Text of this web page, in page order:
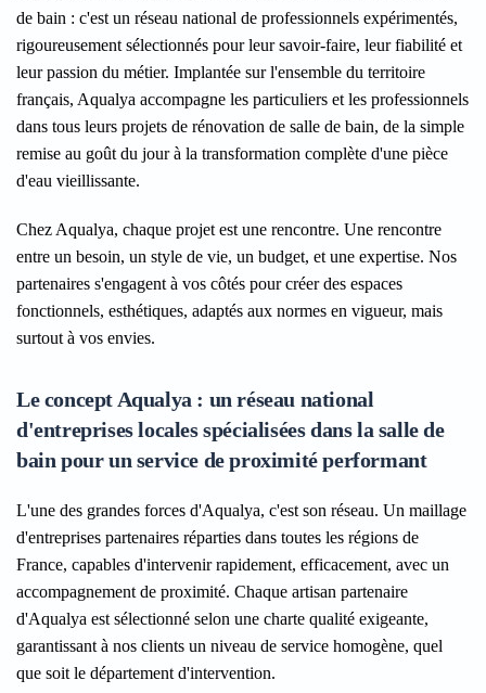
de bain : c'est un réseau national de professionnels expérimentés,
rigoureusement sélectionnés pour leur savoir-faire, leur fiabilité et
leur passion du métier. Implantée sur l'ensemble du territoire
français, Aqualya accompagne les particuliers et les professionnels
dans tous leurs projets de rénovation de salle de bain, de la simple
remise au goût du jour à la transformation complète d'une pièce
d'eau vieillissante.
Chez Aqualya, chaque projet est une rencontre. Une rencontre
entre un besoin, un style de vie, un budget, et une expertise. Nos
partenaires s'engagent à vos côtés pour créer des espaces
fonctionnels, esthétiques, adaptés aux normes en vigueur, mais
surtout à vos envies.
Le concept Aqualya : un réseau national
d'entreprises locales spécialisées dans la salle de
bain pour un service de proximité performant
L'une des grandes forces d'Aqualya, c'est son réseau. Un maillage
d'entreprises partenaires réparties dans toutes les régions de
France, capables d'intervenir rapidement, efficacement, avec un
accompagnement de proximité. Chaque artisan partenaire
d'Aqualya est sélectionné selon une charte qualité exigeante,
garantissant à nos clients un niveau de service homogène, quel
que soit le département d'intervention.